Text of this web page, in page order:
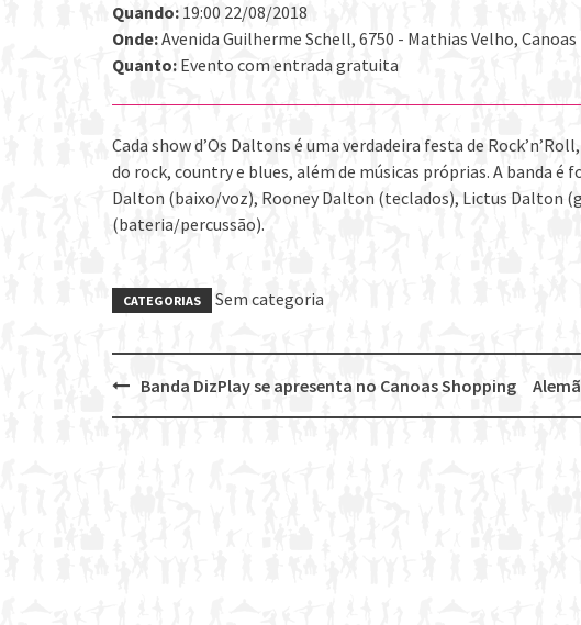
Quando: 19:00 22/08/2018
Onde:Avenida Guilherme Schell, 6750 - Mathias Velho, Canoas
Quanto: Evento com entrada gratuita
Cada show d’Os Daltons é uma verdadeira festa de
do rock, country e blues, além de músicas próprias. A banda
Dalton (baixo/voz), Rooney Dalton (teclados), Lictus Dalton
(bateria/percussão).
CATEGORIAS Sem categoria
Post
Banda DizPlay se apresenta no Canoas Shopping